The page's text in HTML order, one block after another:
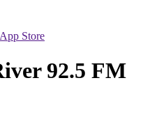
Store
92.5 FM